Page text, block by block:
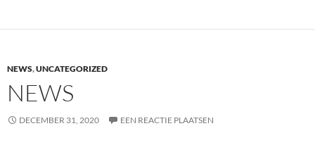
NEWS,UNCATEGORIZED
NEWS
DECEMBER 31, 2020 EEN REACTIE PLAATSEN